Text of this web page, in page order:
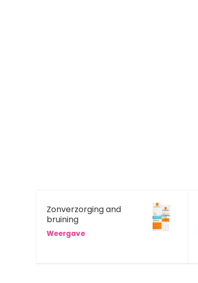
Zonverzorging and
bruining
Weergave